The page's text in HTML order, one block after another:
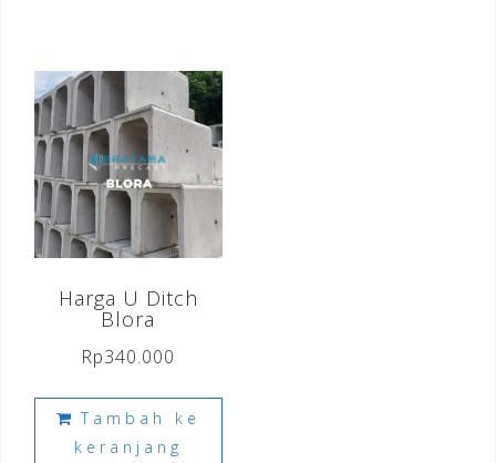
Harga U Ditch
Blora
Rp340.000
Tambah ke
keranjang